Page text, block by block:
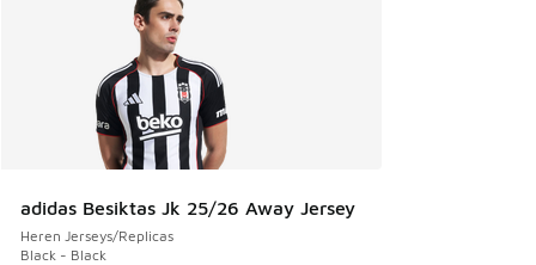
adidas Besiktas Jk 25/26 Away Jersey
Heren Jerseys/Replicas
Black - Black